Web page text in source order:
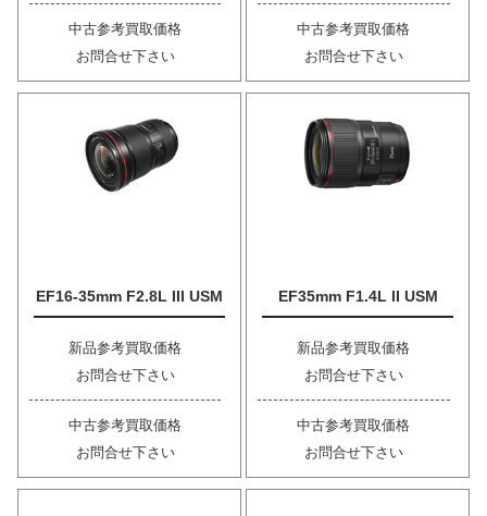
中古参考買取価格
お問合せ下さい
中古参考買取価格
お問合せ下さい
EF16-35mm F2.8L III USM
新品参考買取価格
お問合せ下さい
中古参考買取価格
お問合せ下さい
EF35mm F1.4L II USM
新品参考買取価格
お問合せ下さい
中古参考買取価格
お問合せ下さい